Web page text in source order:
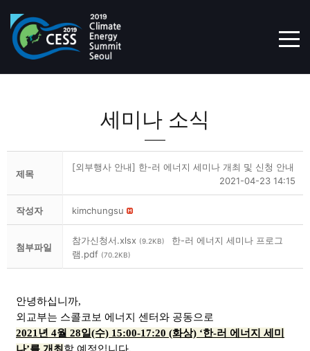
세미나 소식
제목
[외부행사 안내] 한-러 에너지 세미나 개최 및 신청 안내
2021-04-23 14:15
작성자 kimchungsu
첨부파일
참가신청서.xlsx (9.2KB)
한-러 에너지 세미나 프로그
램.pdf (70.2KB)
안녕하십니까,
외교부는 스콜코보 에너지 센터와 공동으로
2021년 4월 28일(수) 15:00-17:20 (화상) ‘한-러 에너지 세미
나’를 개최할 예정입니다.